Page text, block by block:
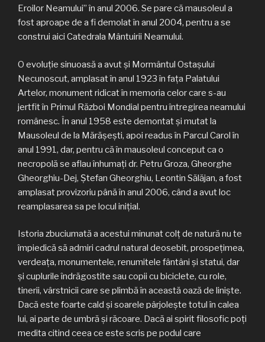
Eroilor Neamului” în anul 2006. Se pare că mausoleul a
fost aproape de a fi demolat în anul 2004, pentru a se
construi aici Catedrala Mântuirii Neamului.
O evoluţie sinuoasă a avut şi Mormântul Ostaşului
Necunoscut, amplasat în anul 1923 în faţa Palatului
Artelor, monument ridicat în memoria celor care s-au
jertfit în Primul Război Mondial pentru întregirea neamului
românesc. În anul 1958 este demontat şi mutat la
Mausoleul de la Mărăşeşti, apoi readus în Parcul Carol în
anul 1991, dar, pentru că în mausoleul conceput ca o
necropolă se aflau înhumaţi dr. Petru Groza, Gheorghe
Gheorghiu-Dej, Ştefan Gheorghiu, Leontin Sălăjan, a fost
amplasat provizoriu până în anul 2006, când a avut loc
reamplasarea sa pe locul iniţial.
Istoria zbuciumată a acestui minunat colţ de natură nu te
împiedică să admiri cadrul natural deosebit, prospeţimea,
verdeaţa, monumentele, renumitele fântâni şi statui, dar
şi cuplurile îndrăgostite sau copii cu biciclete, cu role,
tinerii, vârstnicii care se plimbă în această oază de linişte.
Dacă este foarte cald şi soarele pârjoleşte totul în calea
lui, ai parte de umbră şi răcoare. Dacă ai spirit filosofic poţi
medita citind ceea ce este scris pe podul care